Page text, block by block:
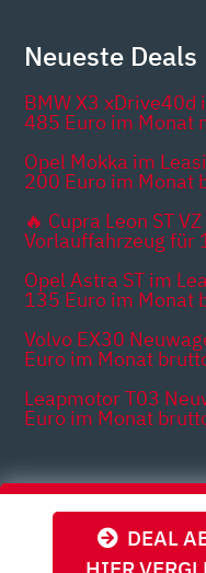
DEAL
Neueste Deals
BMW X3 xDrive40d
485 Euro im Monat
Opel Mokka im
200 Euro im Monat
🔥 Cupra Leon ST
Vorlauffahrzeug für
Opel Astra ST im
135 Euro im Monat
Volvo EX30
Euro im Monat
Leapmotor T03
Euro im Monat